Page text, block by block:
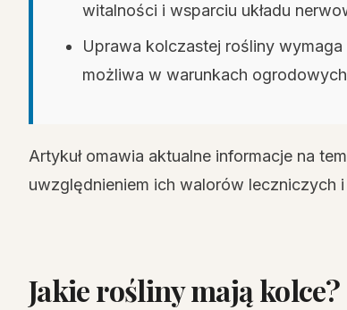
witalności i wsparciu układu
Uprawa kolczastej rośliny
możliwa w warunkach
Artykuł omawia aktualne informacje na
uwzględnieniem ich walorów leczniczych
Jakie rośliny mają kolce?